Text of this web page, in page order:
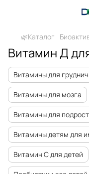
🌿Каталог
Витамин Д
Витамины для
Витамины для мозга
Витамины для
Витамины детям для
Витамин C для детей